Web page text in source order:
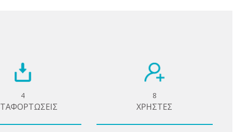
4 8
ΧΡΗΣΤΕΣ